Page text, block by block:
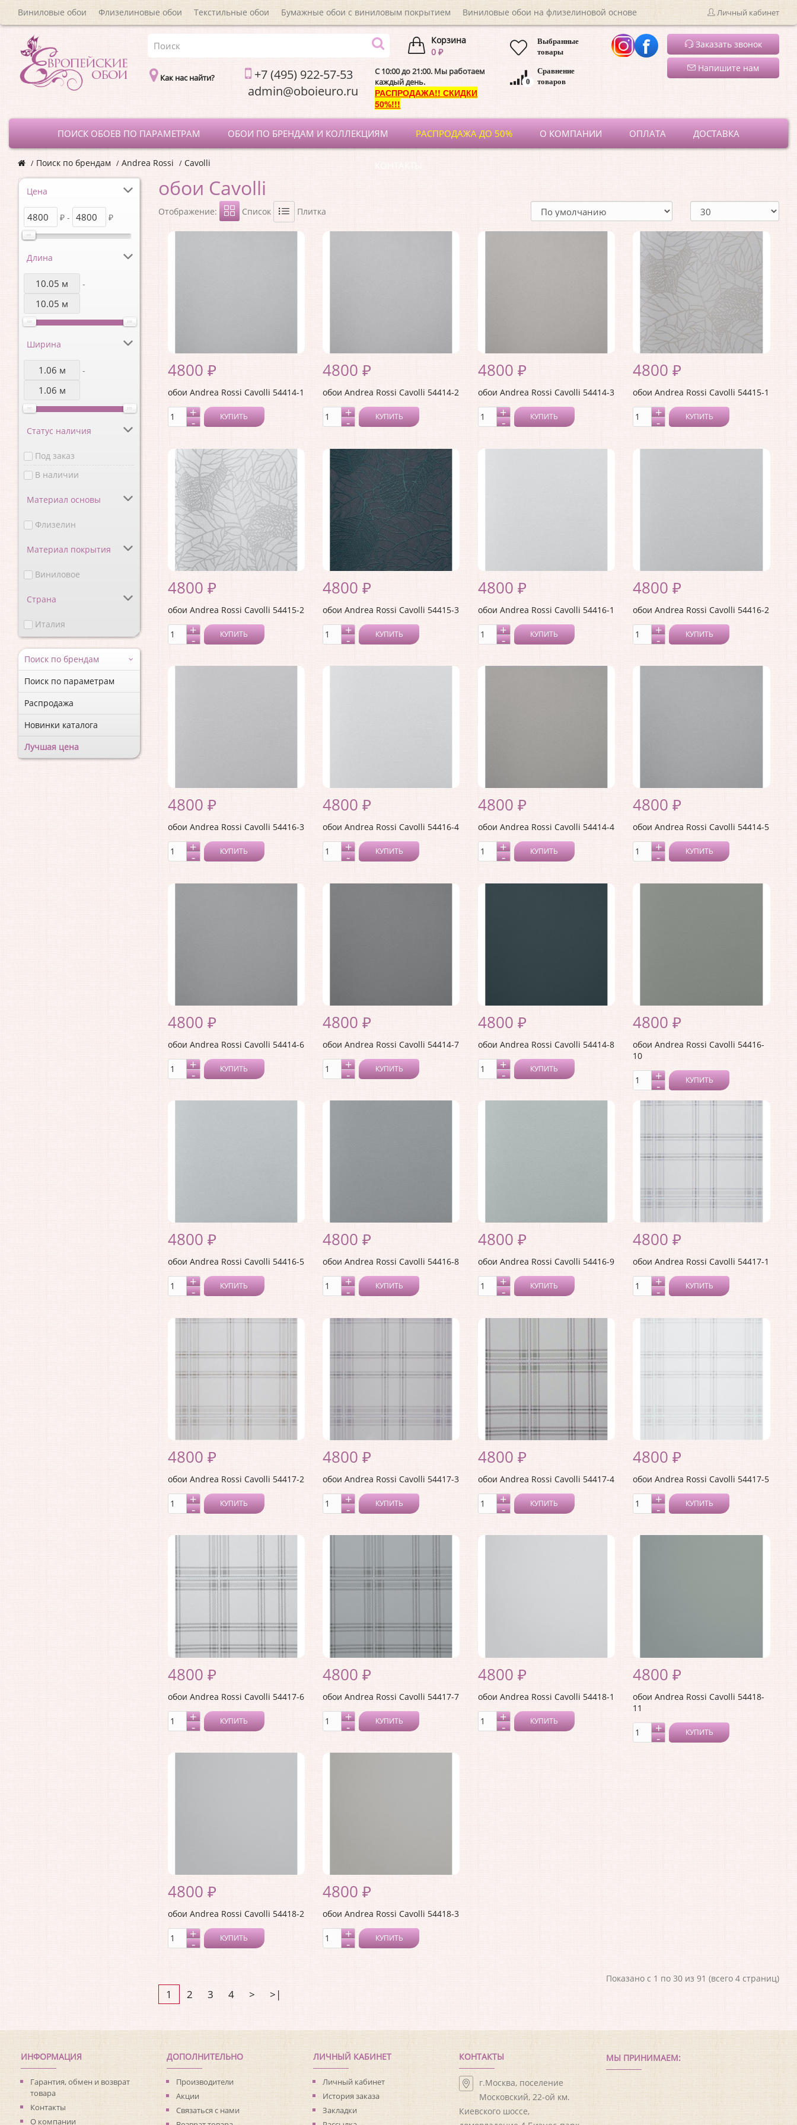
Виниловые обои Флизелиновые обои Текстильные обои Бумажные обои с виниловым покрытием Виниловые обои на флизелиновой основе Личный кабинет
Корзина
0 ₽
Как нас найти?
+7 (495) 922-57-53
admin@oboieuro.ru
C 10:00 до 21:00. Мы работаем
каждый день.
РАСПРОДАЖА!! СКИДКИ
50%!!!
Выбранные
товары
Сравнение
товаров
0
Заказать звонок
Напишите нам
ПОИСК ОБОЕВ ПО ПАРАМЕТРАМ ОБОИ ПО БРЕНДАМ И КОЛЛЕКЦИЯМ РАСПРОДАЖА ДО 50% О КОМПАНИИ ОПЛАТА ДОСТАВКА
КОНТАКТЫ
Поиск по брендам Andrea Rossi Cavolli
Цена
₽ - ₽
Длина
-
Ширина
-
Статус наличия
Под заказ
В наличии
Материал основы
Флизелин
Материал покрытия
Виниловое
Страна
Италия
Поиск по брендам
Поиск по параметрам
Распродажа
Новинки каталога
Лучшая цена
обои Cavolli
Отображение: Список Плитка
4800 ₽
обои Andrea Rossi Cavolli 54414-1
КУПИТЬ
4800 ₽
обои Andrea Rossi Cavolli 54414-2
КУПИТЬ
4800 ₽
обои Andrea Rossi Cavolli 54414-3
КУПИТЬ
4800 ₽
обои Andrea Rossi Cavolli 54415-1
КУПИТЬ
4800 ₽
обои Andrea Rossi Cavolli 54415-2
КУПИТЬ
4800 ₽
обои Andrea Rossi Cavolli 54415-3
КУПИТЬ
4800 ₽
обои Andrea Rossi Cavolli 54416-1
КУПИТЬ
4800 ₽
обои Andrea Rossi Cavolli 54416-2
КУПИТЬ
4800 ₽
обои Andrea Rossi Cavolli 54416-3
КУПИТЬ
4800 ₽
обои Andrea Rossi Cavolli 54416-4
КУПИТЬ
4800 ₽
обои Andrea Rossi Cavolli 54414-4
КУПИТЬ
4800 ₽
обои Andrea Rossi Cavolli 54414-5
КУПИТЬ
4800 ₽
обои Andrea Rossi Cavolli 54414-6
КУПИТЬ
4800 ₽
обои Andrea Rossi Cavolli 54414-7
КУПИТЬ
4800 ₽
обои Andrea Rossi Cavolli 54414-8
КУПИТЬ
4800 ₽
обои Andrea Rossi Cavolli 54416-
10
КУПИТЬ
4800 ₽
обои Andrea Rossi Cavolli 54416-5
КУПИТЬ
4800 ₽
обои Andrea Rossi Cavolli 54416-8
КУПИТЬ
4800 ₽
обои Andrea Rossi Cavolli 54416-9
КУПИТЬ
4800 ₽
обои Andrea Rossi Cavolli 54417-1
КУПИТЬ
4800 ₽
обои Andrea Rossi Cavolli 54417-2
КУПИТЬ
4800 ₽
обои Andrea Rossi Cavolli 54417-3
КУПИТЬ
4800 ₽
обои Andrea Rossi Cavolli 54417-4
КУПИТЬ
4800 ₽
обои Andrea Rossi Cavolli 54417-5
КУПИТЬ
4800 ₽
обои Andrea Rossi Cavolli 54417-6
КУПИТЬ
4800 ₽
обои Andrea Rossi Cavolli 54417-7
КУПИТЬ
4800 ₽
обои Andrea Rossi Cavolli 54418-1
КУПИТЬ
4800 ₽
обои Andrea Rossi Cavolli 54418-
11
КУПИТЬ
4800 ₽
обои Andrea Rossi Cavolli 54418-2
КУПИТЬ
4800 ₽
обои Andrea Rossi Cavolli 54418-3
КУПИТЬ
1 2 3 4 > >|
Показано с 1 по 30 из 91 (всего 4 страниц)
ИНФОРМАЦИЯ
Гарантия, обмен и возврат
товара
Контакты
О компании
ДОПОЛНИТЕЛЬНО
Производители
Акции
Связаться с нами
ЛИЧНЫЙ КАБИНЕТ
Личный кабинет
История заказа
Закладки
КОНТАКТЫ
г.Москва, поселение
Московский, 22-ой км.
Киевского шоссе,
МЫ ПРИНИМАЕМ: